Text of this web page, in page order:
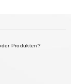
Produkten?